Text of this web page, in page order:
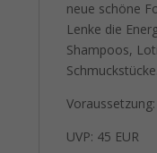
neue schöne
Lenke die
Shampoos,
Schmuckstücke.
UVP: 45 EUR